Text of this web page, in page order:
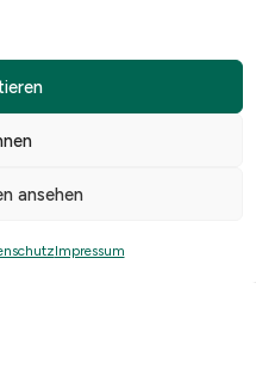
ansehen
Impressum